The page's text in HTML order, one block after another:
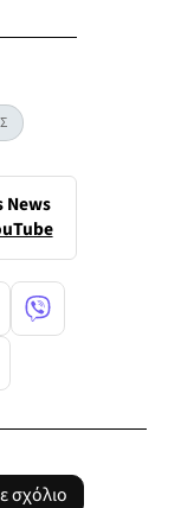
News
σχόλιο